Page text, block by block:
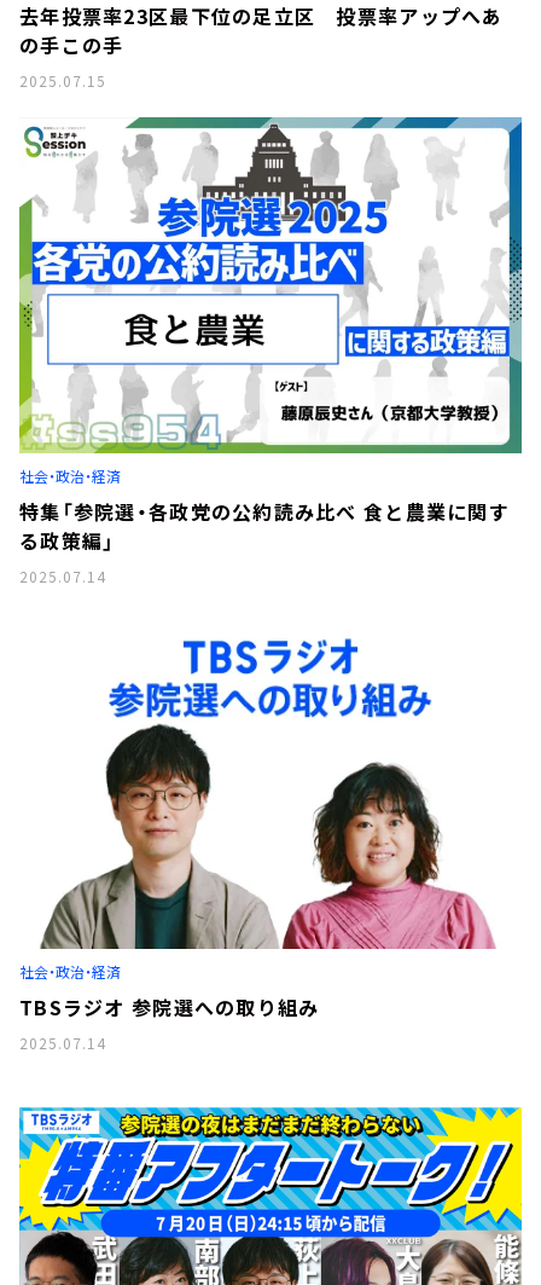
去年投票率23区最下位の足立区 投票率アップへあ
の手この手
2025.07.15
社会・政治・経済
特集「参院選・各政党の公約読み比べ 食と農業に関す
る政策編」
2025.07.14
社会・政治・経済
TBSラジオ 参院選への取り組み
2025.07.14